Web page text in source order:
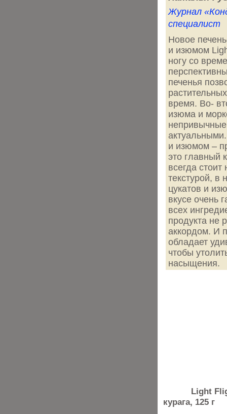
Журнал
специалист
Новое
и изюмом
ногу со
печенья
время. Во-
изюма и
и изюмом –
это главный
всегда
текстурой, в
цукатов и
вкусе очень
всех
продукта не
аккордом. И
обладает
чтобы
насыщения.
Light
курага, 125 г